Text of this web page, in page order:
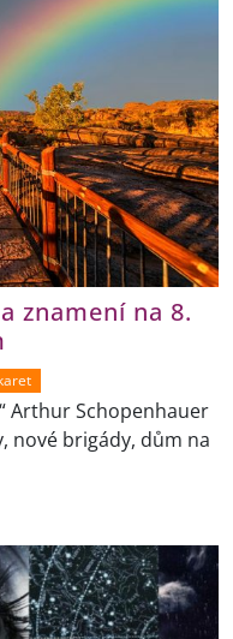
znamení na 8.
Arthur Schopenhauer
nové brigády, dům na